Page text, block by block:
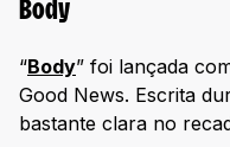
Body
“Body” foi lançada
Good News. Escrita
bastante clara no